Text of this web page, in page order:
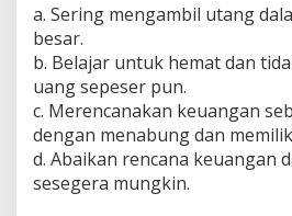
a. Sering mengambil utang
besar.
b. Belajar untuk hemat dan
uang sepeser pun.
c. Merencanakan keuangan
dengan menabung dan
d. Abaikan rencana keuangan
sesegera mungkin.